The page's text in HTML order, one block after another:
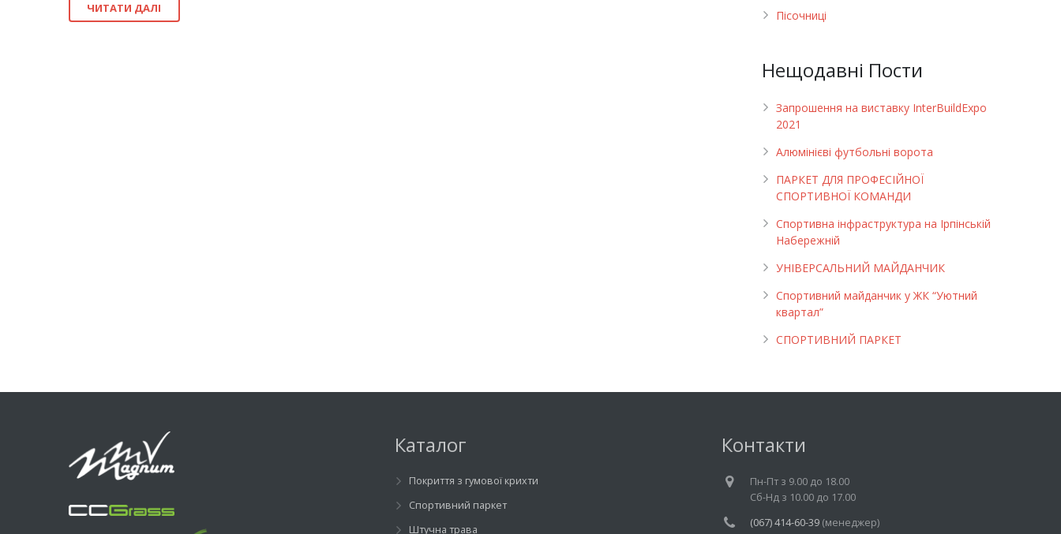
ЧИТАТИ ДАЛІ
Пісочниці
Нещодавні Пости
Запрошення на виставку InterBuildExpo
2021
Алюмінієві футбольні ворота
ПАРКЕТ ДЛЯ ПРОФЕСІЙНОЇ
СПОРТИВНОЇ КОМАНДИ
Спортивна інфраструктура на Ірпінській
Набережній
УНІВЕРСАЛЬНИЙ МАЙДАНЧИК
Cпортивний майданчик у ЖК “Уютний
квартал”
СПОРТИВНИЙ ПАРКЕТ
Каталог
Покриття з гумової крихти
Спортивний паркет
Штучна трава
Контакти
Пн-Пт з 9.00 до 18.00
Cб-Нд з 10.00 до 17.00
(067) 414-60-39(менеджер)